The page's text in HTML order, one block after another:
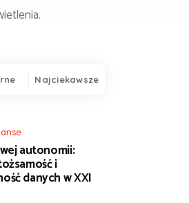
Najciekawsze
autonomii:
i
danych w XXI